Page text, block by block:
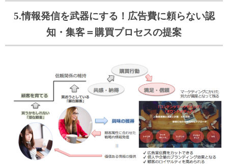
5.情報発信を武器にする！広告費に頼らない認
知・集客＝購買プロセスの提案